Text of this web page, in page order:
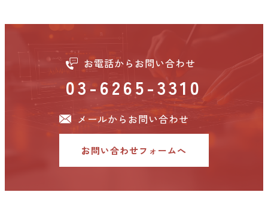
お電話からお問い合わせ
03-6265-3310
メールからお問い合わせ
お問い合わせフォームへ